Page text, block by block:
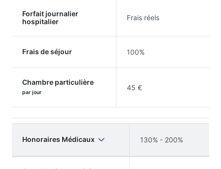
Forfait journalier
hospitalier
Frais réels
Frais de séjour 100%
Chambre particulière
par jour
45 €
Honoraires Médicaux 130% - 200%